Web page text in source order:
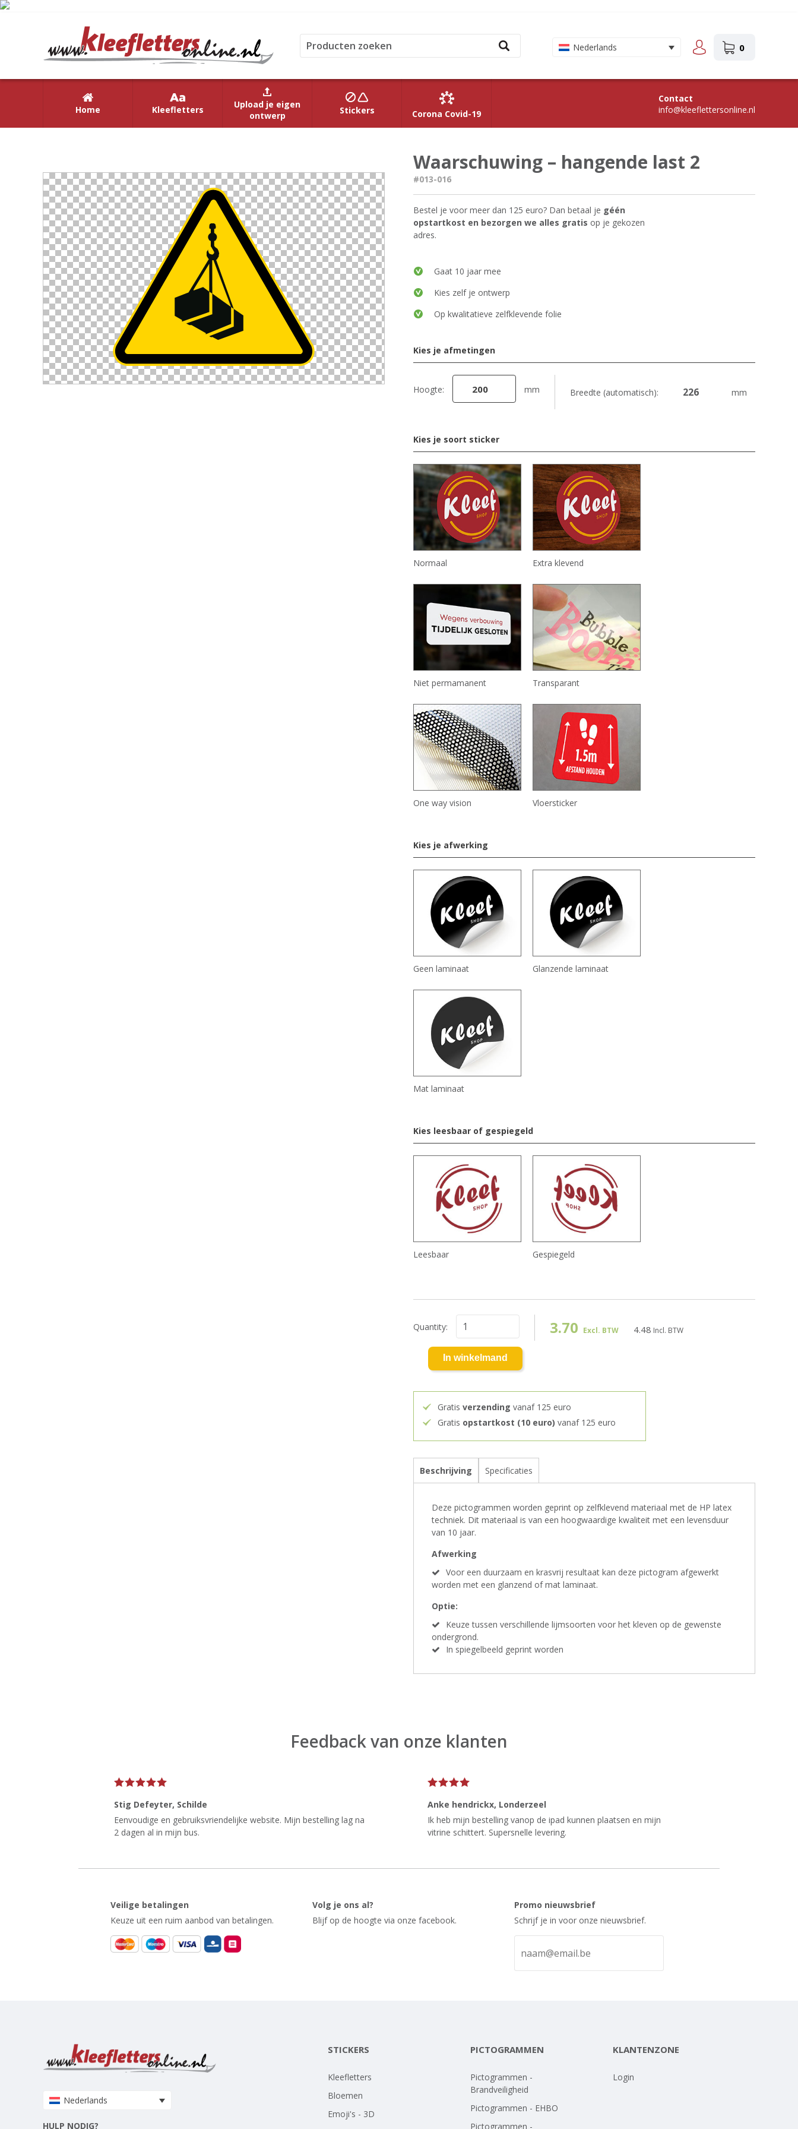
Nederlands 0
Home Kleefletters
Upload je eigen
ontwerp
Stickers Corona Covid-19
Contact
info@kleeflettersonline.nl
Waarschuwing – hangende last 2
#013-016
Bestel je voor meer dan 125 euro? Dan betaal je géén
opstartkost en bezorgen we alles gratis op je gekozen
adres.
Gaat 10 jaar mee
Kies zelf je ontwerp
Op kwalitatieve zelfklevende folie
Kies je afmetingen
Hoogte: mm Breedte (automatisch): mm
Kies je soort sticker
Normaal Extra klevend
Niet permamanent Transparant
One way vision Vloersticker
Kies je afwerking
Geen laminaat Glanzende laminaat
Mat laminaat
Kies leesbaar of gespiegeld
Leesbaar Gespiegeld
Quantity: 3.70 Excl. BTW 4.48 Incl. BTW
In winkelmand
Gratis verzending vanaf 125 euro
Gratis opstartkost (10 euro) vanaf 125 euro
Beschrijving Specificaties
Deze pictogrammen worden geprint op zelfklevend materiaal met de HP latex
techniek. Dit materiaal is van een hoogwaardige kwaliteit met een levensduur
van 10 jaar.
Afwerking
Voor een duurzaam en krasvrij resultaat kan deze pictogram afgewerkt
worden met een glanzend of mat laminaat.
Optie:
Keuze tussen verschillende lijmsoorten voor het kleven op de gewenste
ondergrond.
In spiegelbeeld geprint worden
Feedback van onze klanten
Stig Defeyter, Schilde
Eenvoudige en gebruiksvriendelijke website. Mijn bestelling lag na
2 dagen al in mijn bus.
Anke hendrickx, Londerzeel
Ik heb mijn bestelling vanop de ipad kunnen plaatsen en mijn
vitrine schittert. Supersnelle levering.
Veilige betalingen
Keuze uit een ruim aanbod van betalingen.
Volg je ons al?
Blijf op de hoogte via onze facebook.
Promo nieuwsbrief
Schrijf je in voor onze nieuwsbrief.
Nederlands
HULP NODIG?
STICKERS
Kleefletters
Bloemen
Emoji's - 3D
PICTOGRAMMEN
Pictogrammen -
Brandveiligheid
Pictogrammen - EHBO
Pictogrammen -
KLANTENZONE
Login